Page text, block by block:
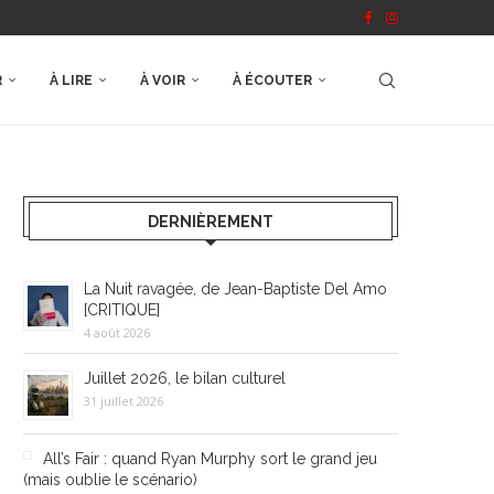
À LIRE À VOIR À ÉCOUTER
DERNIÈREMENT
La Nuit ravagée, de Jean-Baptiste Del Amo
[CRITIQUE]
4 août 2026
Juillet 2026, le bilan culturel
31 juillet 2026
All’s Fair : quand Ryan Murphy sort le grand jeu
(mais oublie le scénario)